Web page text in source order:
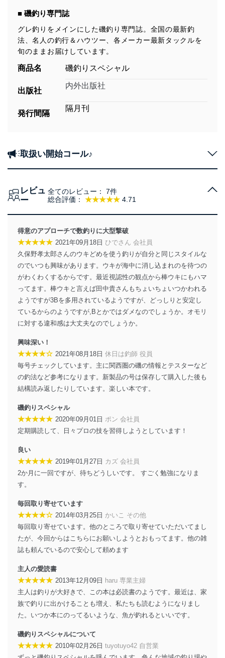
■ 磯釣り専門誌
グレ釣りをメインにした磯釣り専門誌。全国の最新釣
法、名人の釣行＆ハウツー、各メーカー最新タックルを
旬のままお届けしています。
商品名 磯釣りスペシャル
出版社
内外出版社
発行間隔
隔月刊
取扱い開始コール♪
レビュ
ー
総合評価： ★★★★★ 4.71
全てのレビュー： 7件
得意のアプローチで数釣りに大型撃破
★★★★★ 2021年09月18日 ひでさん 会社員
久保野孝太郎さんのウキどめを使う釣りが自分と同じスタイルな
のでいつも興味があります。ウキが海中に消し込まれのを待つの
がわくわくするからです。最近視認性の観点から棒ウキにもハマ
ってます。棒ウキと言えば田中貴さんもちょいちょいつかわれる
ようですが3Bを多用されているようですが、どっしりと安定し
ているからのようですが,Bとかではダメなのでしょうか。オモリ
に対する違和感は大丈夫なのでしょうか。
興味深い！
★★★★☆ 2021年08月18日 休日は釣師 役員
毎号チェックしています。主に関西圏の磯の情報とテスターなど
の釣法など参考になります。新製品の号は保存して購入した後も
結構読み返したりしています。楽しい本です。
磯釣りスペシャル
★★★★★ 2020年09月01日 ポン 会社員
定期購読して、日々プロの技を習得しようとしています！
良い
★★★★★ 2019年01月27日 カズ 会社員
2か月に一回ですが、待ちどうしいです。 すごく勉強になりま
す。
毎回取り寄せています
★★★★☆ 2014年03月25日 かいこ その他
毎回取り寄せています。他のところで取り寄せていただいてまし
たが、今回からはこちらにお願いしようとおもってます。他の雑
誌も頼んでいるので安心して頼めます
主人の愛読書
★★★★★ 2013年12月09日 haru 専業主婦
主人は釣りが大好きで、この本は必読書のようです。最近は、家
族で釣りに出かけることも増え、私たちも読むようになりまし
た。いつか本にのってるいような、魚が釣れるといいです。
磯釣りスペシャルについて
★★★★★ 2010年02月26日 tuyotuyo42 自営業